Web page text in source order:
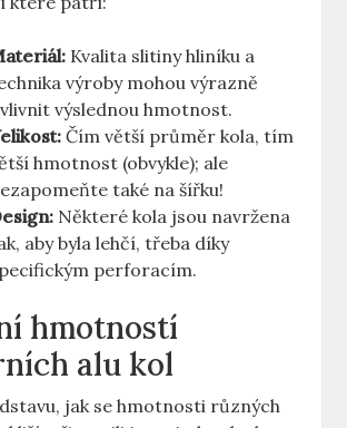
Kvalita slitiny hliníku a
výroby mohou výrazně
výslednou hmotnost.
Čím větší průměr kola, tím
hmotnost (obvykle); ale
také na šířku!
Některé kola jsou navržena
aby byla lehčí, třeba díky
perforacím.
hmotností
alu kol
jak se hmotnosti různých